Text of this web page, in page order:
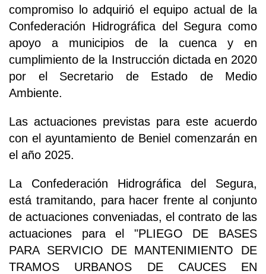
compromiso lo adquirió el equipo actual de la
Confederación Hidrográfica del Segura como
apoyo a municipios de la cuenca y en
cumplimiento de la Instrucción dictada en 2020
por el Secretario de Estado de Medio
Ambiente.
Las actuaciones previstas para este acuerdo
con el ayuntamiento de Beniel comenzarán en
el año 2025.
La Confederación Hidrográfica del Segura,
está tramitando, para hacer frente al conjunto
de actuaciones conveniadas, el contrato de las
actuaciones para el "PLIEGO DE BASES
PARA SERVICIO DE MANTENIMIENTO DE
TRAMOS URBANOS DE CAUCES EN